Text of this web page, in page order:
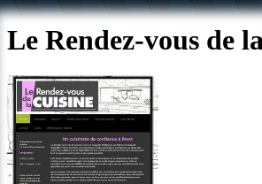
Le Rendez-vous de